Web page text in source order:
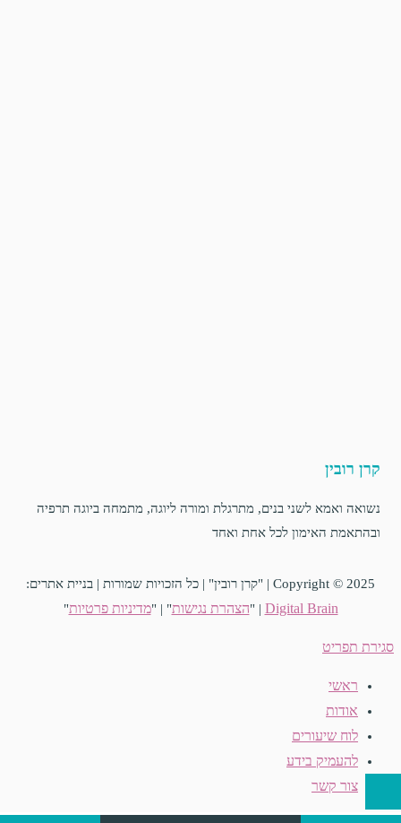
קרן רובין
נשואה ואמא לשני בנים, מתרגלת ומורה ליוגה, מתמחה ביוגה תרפיה
ובהתאמת האימון לכל אחת ואחד
Copyright © 2025 | "קרן רובין" | כל הזכויות שמורות | בניית אתרים:
Digital Brain
| "הצהרת נגישות" | "מדיניות פרטיות"
סגירת תפריט
ראשי
אודות
לוח שיעורים
להעמיק בידע
צור קשר